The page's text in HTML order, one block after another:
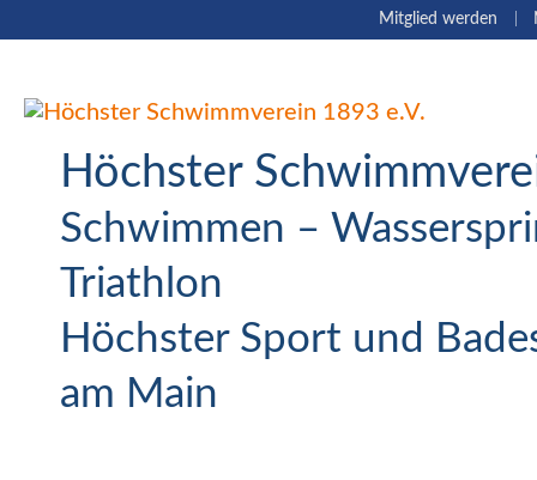
Mitglied werden
Höchster
Schwimmen –
Triathlon
Höchster Sport und
am Main